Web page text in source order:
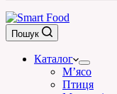
Пошук
Каталог
М’ясо
Птиця